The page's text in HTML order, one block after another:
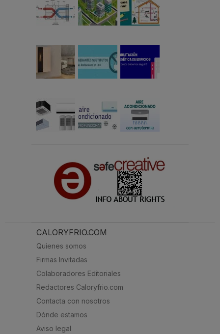
CALORYFRIO.COM
Quienes somos
Firmas Invitadas
Colaboradores Editoriales
Redactores Caloryfrio.com
Contacta con nosotros
Dónde estamos
Aviso legal